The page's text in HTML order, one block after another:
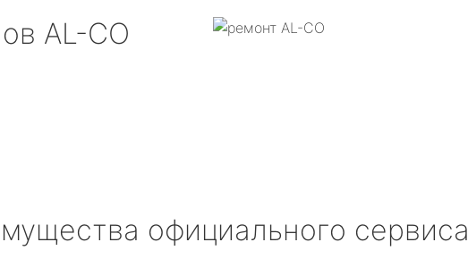
AL-CO
официального сервиса